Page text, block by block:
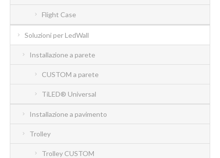
Flight Case
Soluzioni per LedWall
Installazione a parete
CUSTOM a parete
TiLED® Universal
Installazione a pavimento
Trolley
Trolley CUSTOM